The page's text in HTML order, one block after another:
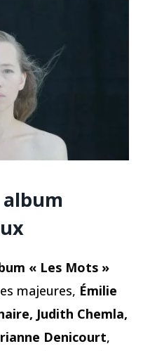
album
« Les Mots »
majeures, Émilie
Judith Chemla,
Denicourt,